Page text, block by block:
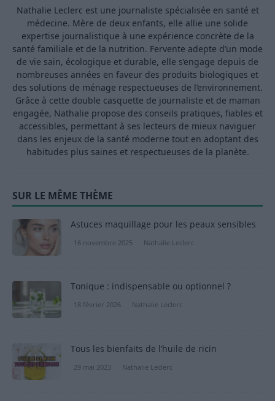
Nathalie Leclerc est une journaliste spécialisée en santé et
médecine. Mère de deux enfants, elle allie une solide
expertise journalistique à une expérience concrète de la
santé familiale et de la nutrition. Fervente adepte d’un mode
de vie sain, écologique et durable, elle s’engage depuis de
nombreuses années en faveur des produits biologiques et
des solutions de ménage respectueuses de l’environnement.
Grâce à cette double casquette de journaliste et de maman
engagée, Nathalie propose des conseils pratiques, fiables et
accessibles, permettant à ses lecteurs de mieux naviguer
dans les enjeux de la santé moderne tout en adoptant des
habitudes plus saines et respectueuses de la planète.
SUR LE MÊME THÈME
Astuces maquillage pour les peaux sensibles
16 novembre 2025 Nathalie Leclerc
Tonique : indispensable ou optionnel ?
18 février 2026 Nathalie Leclerc
Tous les bienfaits de l’huile de ricin
29 mai 2023 Nathalie Leclerc